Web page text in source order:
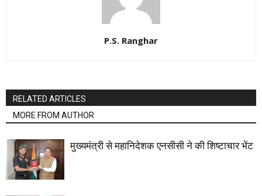
P.S. Ranghar
RELATED ARTICLES
MORE FROM AUTHOR
मुख्यमंत्री से महानिदेशक एनसीसी ने की शिष्टाचार भेंट